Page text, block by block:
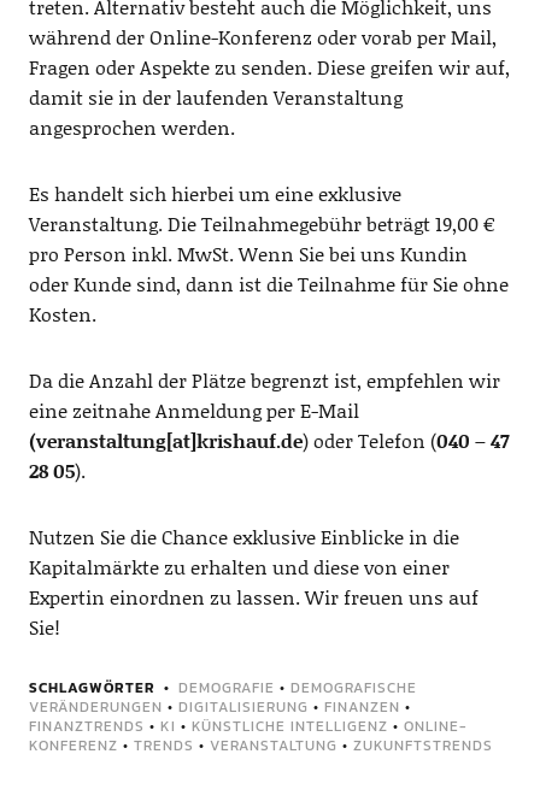
treten. Alternativ besteht auch die Möglichkeit, uns
während der Online-Konferenz oder vorab per Mail,
Fragen oder Aspekte zu senden. Diese greifen wir auf,
damit sie in der laufenden Veranstaltung
angesprochen werden.
Es handelt sich hierbei um eine exklusive
Veranstaltung. Die Teilnahmegebühr beträgt 19,00 €
pro Person inkl. MwSt. Wenn Sie bei uns Kundin
oder Kunde sind, dann ist die Teilnahme für Sie ohne
Kosten.
Da die Anzahl der Plätze begrenzt ist, empfehlen wir
eine zeitnahe Anmeldung per E-Mail
(veranstaltung[at]krishauf.de) oder Telefon (040 – 47
28 05).
Nutzen Sie die Chance exklusive Einblicke in die
Kapitalmärkte zu erhalten und diese von einer
Expertin einordnen zu lassen. Wir freuen uns auf
Sie!
SCHLAGWÖRTER DEMOGRAFIE • DEMOGRAFISCHE
VERÄNDERUNGEN • DIGITALISIERUNG • FINANZEN •
FINANZTRENDS • KI • KÜNSTLICHE INTELLIGENZ • ONLINE-
KONFERENZ • TRENDS • VERANSTALTUNG • ZUKUNFTSTRENDS